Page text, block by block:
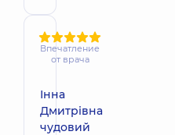
Впечатление
от врача
Інна
Дмитрівна
чудовий